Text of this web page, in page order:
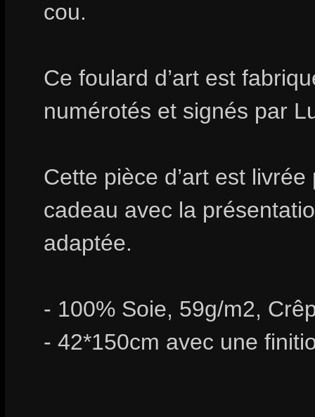
cou.
Ce foulard d’art est
numérotés et signés par
Cette pièce d’art est
cadeau avec la
adaptée.
- 100% Soie, 59g/m2,
- 42*150cm avec une